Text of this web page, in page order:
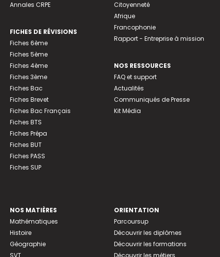
Annales CRPE
FICHES DE RÉVISIONS
Fiches 6ème
Fiches 5ème
Fiches 4ème
Fiches 3ème
Fiches Bac
Fiches Brevet
Fiches Bac Français
Fiches BTS
Fiches Prépa
Fiches BUT
Fiches PASS
Fiches SUP
Citoyenneté
Afrique
Francophonie
Rapport - Entreprise à mission
NOS RESSOURCES
FAQ et support
Actualités
Communiqués de Presse
Kit Média
NOS MATIÈRES
Mathématiques
Histoire
Géographie
ORIENTATION
Parcoursup
Découvrir les diplômes
Découvrir les formations